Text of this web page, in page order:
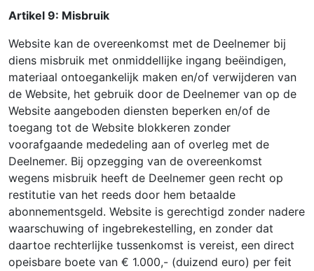
Artikel 9: Misbruik
Website kan de overeenkomst met de Deelnemer bij
diens misbruik met onmiddellijke ingang beëindigen,
materiaal ontoegankelijk maken en/of verwijderen van
de Website, het gebruik door de Deelnemer van op de
Website aangeboden diensten beperken en/of de
toegang tot de Website blokkeren zonder
voorafgaande mededeling aan of overleg met de
Deelnemer. Bij opzegging van de overeenkomst
wegens misbruik heeft de Deelnemer geen recht op
restitutie van het reeds door hem betaalde
abonnementsgeld. Website is gerechtigd zonder nadere
waarschuwing of ingebrekestelling, en zonder dat
daartoe rechterlijke tussenkomst is vereist, een direct
opeisbare boete van € 1.000,- (duizend euro) per feit